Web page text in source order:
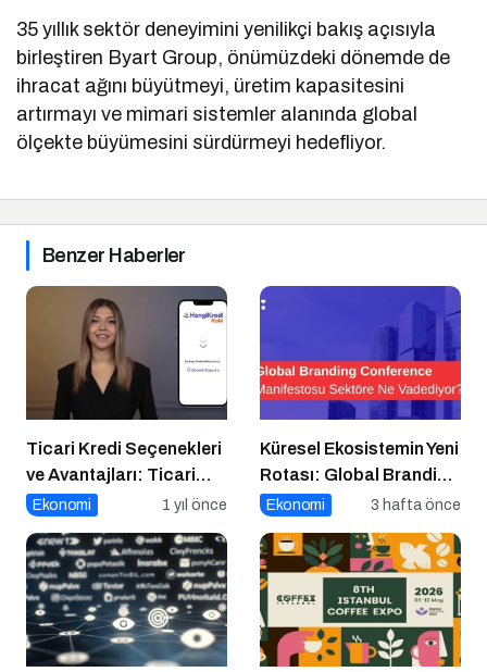
35 yıllık sektör deneyimini yenilikçi bakış açısıyla
birleştiren Byart Group, önümüzdeki dönemde de
ihracat ağını büyütmeyi, üretim kapasitesini
artırmayı ve mimari sistemler alanında global
ölçekte büyümesini sürdürmeyi hedefliyor.
Benzer Haberler
Ticari Kredi Seçenekleri
ve Avantajları: Ticari
Taşıt Kredisi ve Banka
Ekonomi 1 yıl önce
Küresel Ekosistemin Yeni
Rotası: Global Branding
Conference
Anlatıyor?
Ekonomi 3 hafta önce